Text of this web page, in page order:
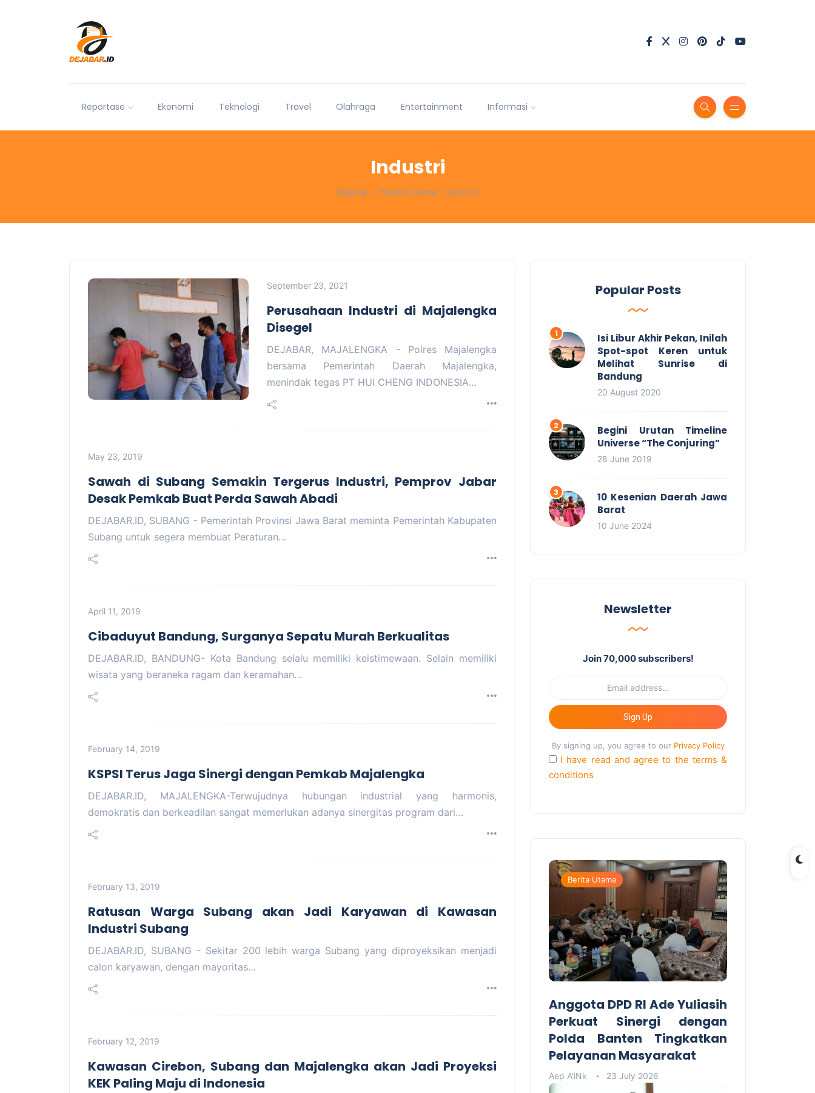
Reportase Ekonomi Teknologi Travel Olahraga Entertainment Informasi
Industri
Dejabar Dejabar Home Industri
September 23, 2021
Perusahaan Industri di Majalengka
Disegel
DEJABAR, MAJALENGKA - Polres Majalengka
bersama Pemerintah Daerah Majalengka,
menindak tegas PT HUI CHENG INDONESIA…
May 23, 2019
Sawah di Subang Semakin Tergerus Industri, Pemprov Jabar
Desak Pemkab Buat Perda Sawah Abadi
DEJABAR.ID, SUBANG - Pemerintah Provinsi Jawa Barat meminta Pemerintah Kabupaten
Subang untuk segera membuat Peraturan…
April 11, 2019
Cibaduyut Bandung, Surganya Sepatu Murah Berkualitas
DEJABAR.ID, BANDUNG- Kota Bandung selalu memiliki keistimewaan. Selain memiliki
wisata yang beraneka ragam dan keramahan…
February 14, 2019
KSPSI Terus Jaga Sinergi dengan Pemkab Majalengka
DEJABAR.ID, MAJALENGKA-Terwujudnya hubungan industrial yang harmonis,
demokratis dan berkeadilan sangat memerlukan adanya sinergitas program dari…
February 13, 2019
Ratusan Warga Subang akan Jadi Karyawan di Kawasan
Industri Subang
DEJABAR.ID, SUBANG - Sekitar 200 lebih warga Subang yang diproyeksikan menjadi
calon karyawan, dengan mayoritas…
February 12, 2019
Kawasan Cirebon, Subang dan Majalengka akan Jadi Proyeksi
KEK Paling Maju di Indonesia
Popular Posts
Isi Libur Akhir Pekan, Inilah
Spot-spot Keren untuk
Melihat Sunrise di
Bandung
20 August 2020
Begini Urutan Timeline
Universe “The Conjuring”
28 June 2019
10 Kesenian Daerah Jawa
Barat
10 June 2024
Newsletter
Join 70,000 subscribers!
Sign Up
By signing up, you agree to our Privacy Policy
I have read and agree to the terms &
conditions
Berita Utama
Anggota DPD RI Ade Yuliasih
Perkuat Sinergi dengan
Polda Banten Tingkatkan
Pelayanan Masyarakat
Aep A'iNk 23 July 2026